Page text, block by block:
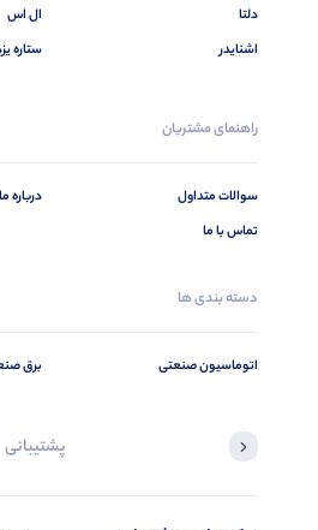
دلتا
اشنایدر
ال اس
ستاره
راهنمای مشتریان
سوالات متداول
تماس با ما
درباره ما
دسته بندی ها
اتوماسیون صنعتی برق
پشتیبانی